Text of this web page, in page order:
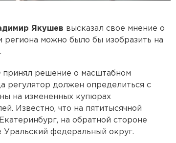
Якушев высказал свое мнение о
региона можно было бы изобразить на
принял решение о масштабном
регулятор должен определиться с
на измененных купюрах
Известно, что на пятитысячной
на обратной стороне
Уральский федеральный округ.